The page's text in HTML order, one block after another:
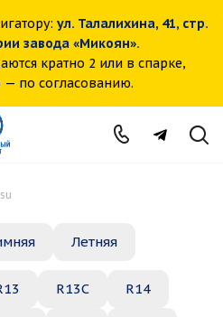
ул. Талалихина, 41, стр.
завода «Микоян».
кратно 2 или в спарке,
— по согласованию.
Летняя
R13C R14